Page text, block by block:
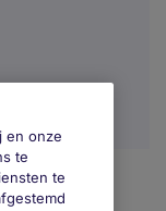
en onze
te
te